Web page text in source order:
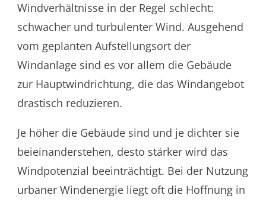
Windverhältnisse in der Regel schlecht:
schwacher und turbulenter Wind. Ausgehend
vom geplanten Aufstellungsort der
Windanlage sind es vor allem die Gebäude
zur Hauptwindrichtung, die das Windangebot
drastisch reduzieren.
Je höher die Gebäude sind und je dichter sie
beieinanderstehen, desto stärker wird das
Windpotenzial beeinträchtigt. Bei der Nutzung
urbaner Windenergie liegt oft die Hoffnung in